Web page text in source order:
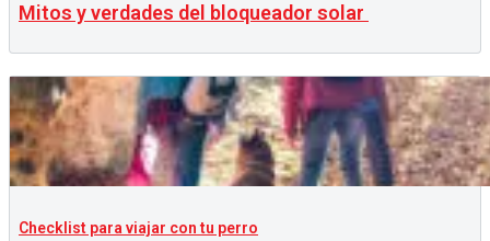
Mitos y verdades del bloqueador solar
Checklist para viajar con tu perro